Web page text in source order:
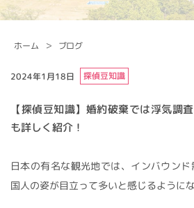
ホーム ブログ
2024年1月18日 探偵豆知識
【探偵豆知識】婚約破棄では浮気調
も詳しく紹介！
日本の有名な観光地では、インバウン
国人の姿が目立って多いと感じるようにな